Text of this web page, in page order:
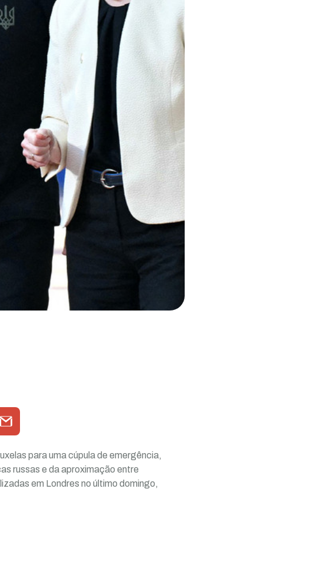
para uma cúpula de emergência,
russas e da aproximação entre
em Londres no último domingo,